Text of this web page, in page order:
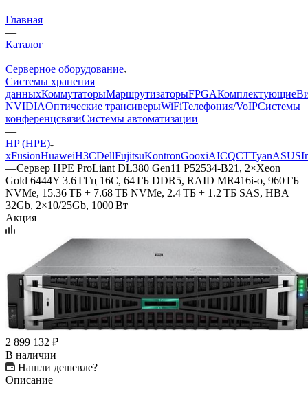
Главная
—
Каталог
—
Серверное оборудование
Системы хранения
данныхКоммутаторыМаршрутизаторыFPGAКомплектующие
NVIDIAОптические трансиверыWiFiТелефония/VoIPСистемы
конференцсвязиСистемы автоматизации
—
HP (HPE)
xFusionHuaweiH3CDellFujitsuKontronGooxiAICQCTTyanASUS
—Сервер HPE ProLiant DL380 Gen11 P52534-B21, 2×Xeon
Gold 6444Y 3.6 ГГц 16C, 64 ГБ DDR5, RAID MR416i-o, 960 ГБ
NVMe, 15.36 ТБ + 7.68 ТБ NVMe, 2.4 ТБ + 1.2 ТБ SAS, HBA
32Gb, 2×10/25Gb, 1000 Вт
Акция
2 899 132 ₽
В наличии
Нашли дешевле?
Описание